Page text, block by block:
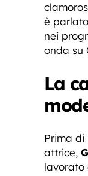
è
nei
onda su
La
Prima
attrice,
lavorato